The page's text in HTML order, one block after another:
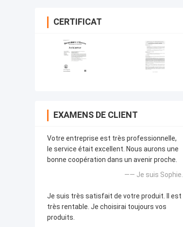
CERTIFICAT
EXAMENS DE CLIENT
Votre entreprise est très professionnelle,
le service était excellent. Nous aurons une
bonne coopération dans un avenir proche.
—— Je suis Sophie.
Je suis très satisfait de votre produit. Il est
très rentable. Je choisirai toujours vos
produits.